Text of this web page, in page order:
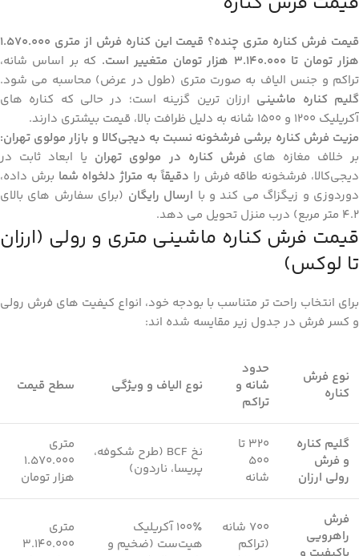
قیمت فرش کناره متری چنده؟ قیمت این کناره فرش از متری ۱.۵۷۰.۰۰۰
هزار تومان تا ۳.۱۴۰.۰۰۰ هزار تومان متغییر است.
که بر اساس شانه،
تراکم و جنس الیاف به صورت متری (طول در عرض) محاسبه می‌ شود.
گلیم کناره ماشینی ارزان ‌ترین گزینه است؛ در حالی که کناره ‌های
آکریلیک ۱۲۰۰ و ۱۵۰۰ شانه به دلیل ظرافت بالا، قیمت بیشتری دارند.
مزیت فرش کناره برشی فرشخونه نسبت به دیجی‌کالا و بازار مولوی تهران:
بر خلاف مغازه ‌های فرش کناره در مولوی تهران یا ابعاد ثابت در
دیجی‌کالا، فرشخونه طاقه فرش را دقیقاً به متراژ دلخواه شما برش داده،
دوردوزی و زیگزاگ می‌ کند و با ارسال رایگان (برای سفارش‌ های بالای
۴.۲ متر مربع) درب منزل تحویل می ‌دهد.
قیمت فرش کناره ماشینی متری و رولی (ارزان
تا لوکس)
برای انتخاب راحت ‌تر متناسب با بودجه خود، انواع کیفیت‌ های فرش رولی
و کسر فرش در جدول زیر مقایسه شده ‌اند:
نوع فرش
کناره
حدود
شانه و
تراکم
نوع الیاف و ویژگی سطح قیمت
گلیم کناره
و فرش
رولی ارزان
۳۲۰ تا
۵۰۰
شانه
نخ BCF (طرح شکوفه،
پریسا، ناردون)
متری
۱.۵۷۰.۰۰۰
هزار تومان
فرش
راهرویی
۷۰۰ شانه
(تراکم
۱۰۰٪ آکریلیک
هیت‌ست (ضخیم و
متری
۳.۱۴۰.۰۰۰